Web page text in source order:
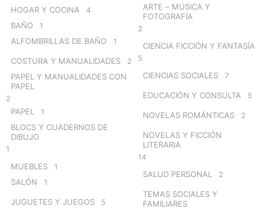
HOGAR Y COCINA 4
BAÑO 1
ALFOMBRILLAS DE BAÑO 1
COSTURA Y MANUALIDADES 2
PAPEL Y MANUALIDADES CON
PAPEL
2
PAPEL 1
BLOCS Y CUADERNOS DE
DIBUJO
1
MUEBLES 1
SALÓN 1
JUGUETES Y JUEGOS 5
ARTE – MÚSICA Y
FOTOGRAFÍA
2
CIENCIA FICCIÓN Y FANTASÍA
5
CIENCIAS SOCIALES 7
EDUCACIÓN Y CONSULTA 5
NOVELAS ROMÁNTICAS 2
NOVELAS Y FICCIÓN
LITERARIA
14
SALUD PERSONAL 2
TEMAS SOCIALES Y
FAMILIARES